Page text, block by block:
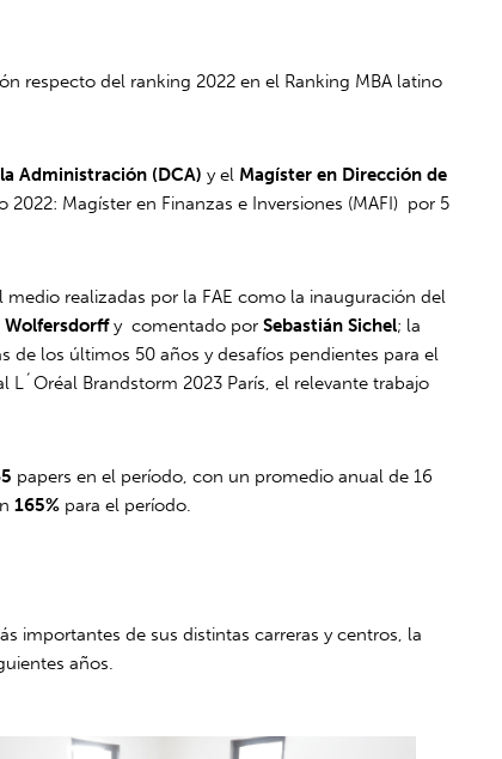
respecto del ranking 2022 en el Ranking MBA latino
Administración (DCA) y el Magíster en Dirección de
Magíster en Finanzas e Inversiones (MAFI) por 5
realizadas por la FAE como la inauguración del
Wolfersdorffy comentado porSebastián Sichel; la
de los últimos 50 años y desafíos pendientes para el
Brandstorm 2023 París, el relevante trabajo
papers en el período, con un promedio anual de 16
165% para el período.
importantes de sus distintas carreras y centros, la
años.